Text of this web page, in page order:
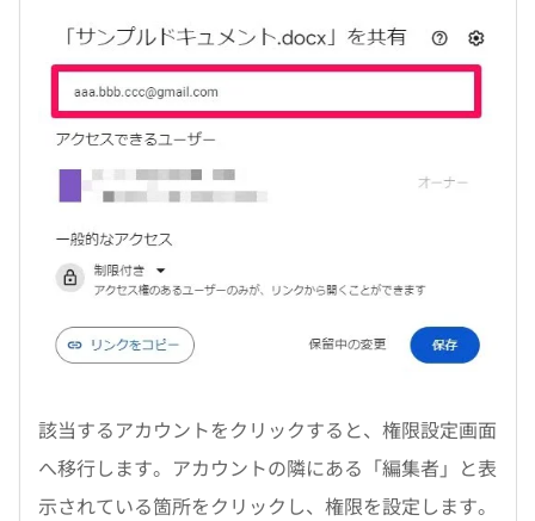
該当するアカウントをクリックすると、権限設定画面
へ移行します。アカウントの隣にある「編集者」と表
示されている箇所をクリックし、権限を設定します。